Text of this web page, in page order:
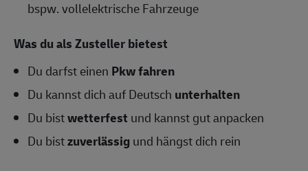
bspw. vollelektrische Fahrzeuge
Was du als Zusteller bietest
Du darfst einen Pkw fahren
Du kannst dich auf Deutsch unterhalten
Du bistwetterfest und kannst gut anpacken
Du bistzuverlässigund hängst dich rein